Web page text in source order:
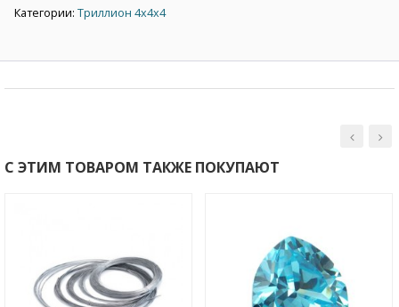
Категории: Триллион 4х4х4
С ЭТИМ ТОВАРОМ ТАКЖЕ ПОКУПАЮТ